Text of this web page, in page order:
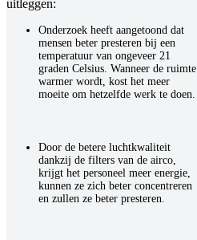
uitleggen:
Onderzoek heeft aangetoond dat
mensen beter presteren bij een
temperatuur van ongeveer 21
graden Celsius. Wanneer de ruimte
warmer wordt, kost het meer
moeite om hetzelfde werk te doen.
Door de betere luchtkwaliteit
dankzij de filters van de airco,
krijgt het personeel meer energie,
kunnen ze zich beter concentreren
en zullen ze beter presteren.